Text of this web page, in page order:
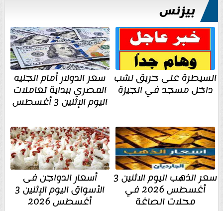
بيزنس
السيطرة على حريق نشب
داخل مسجد في الجيزة
سعر الدولار أمام الجنيه
المصري ببداية تعاملات
اليوم الإثنين 3 أغسطس
سعر الذهب اليوم الاثنين 3
أغسطس 2026 في
محلات الصاغة
أسعار الدواجن فى
الأسواق اليوم الإثنين 3
أغسطس 2026